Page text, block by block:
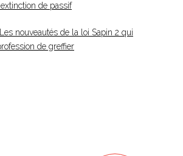
de passif
nouveautés de la loi Sapin 2 qui
de greffier